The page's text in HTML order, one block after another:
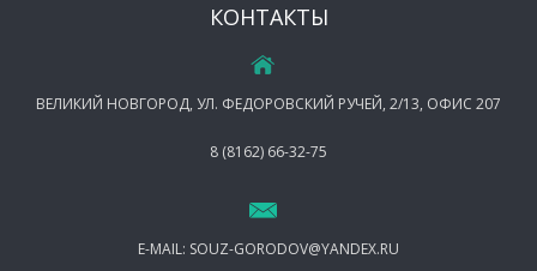
КОНТАКТЫ
ВЕЛИКИЙ НОВГОРОД, УЛ. ФЕДОРОВСКИЙ РУЧЕЙ, 2/13, ОФИС 207
8 (8162) 66-32-75
E-MAIL: SOUZ-GORODOV@YANDEX.RU